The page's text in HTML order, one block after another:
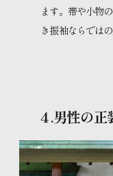
ます。帯や小物
き振袖ならではの
４.男性の